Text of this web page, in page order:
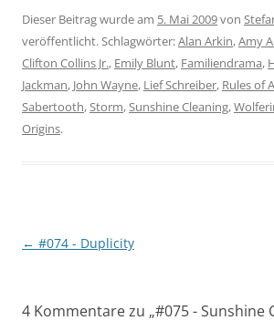
Dieser Beitrag wurde am 5. Mai 2009von
veröffentlicht. Schlagwörter:Alan Arkin,Amy
Clifton Collins Jr., Emily Blunt, Familiendrama,
Jackman, John Wayne, Lief Schreiber, Rules of
Sabertooth,Storm,Sunshine Cleaning,
Origins.
Beitragsnavigation
← #074 - Duplicity
4 Kommentare zu „#075 - Sunshine